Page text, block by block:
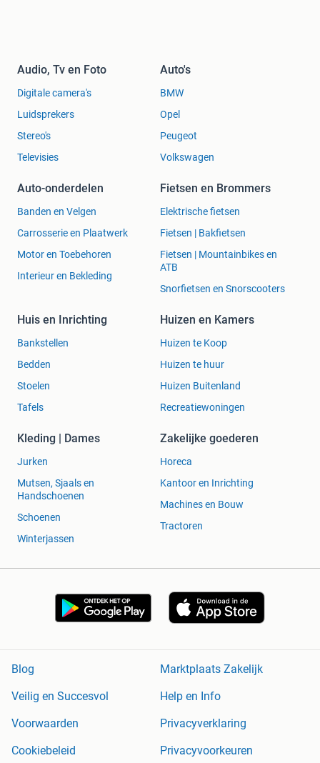
Audio, Tv en Foto
Digitale camera's
Luidsprekers
Stereo's
Televisies
Auto's
BMW
Opel
Peugeot
Volkswagen
Auto-onderdelen
Banden en Velgen
Carrosserie en Plaatwerk
Motor en Toebehoren
Interieur en Bekleding
Fietsen en Brommers
Elektrische fietsen
Fietsen | Bakfietsen
Fietsen | Mountainbikes en
ATB
Snorfietsen en Snorscooters
Huis en Inrichting
Bankstellen
Bedden
Stoelen
Tafels
Huizen en Kamers
Huizen te Koop
Huizen te huur
Huizen Buitenland
Recreatiewoningen
Kleding | Dames
Jurken
Mutsen, Sjaals en
Handschoenen
Schoenen
Winterjassen
Zakelijke goederen
Horeca
Kantoor en Inrichting
Machines en Bouw
Tractoren
Blog
Marktplaats Zakelijk
Veilig en Succesvol
Help en Info
Voorwaarden
Privacyverklaring
Cookiebeleid
Privacyvoorkeuren